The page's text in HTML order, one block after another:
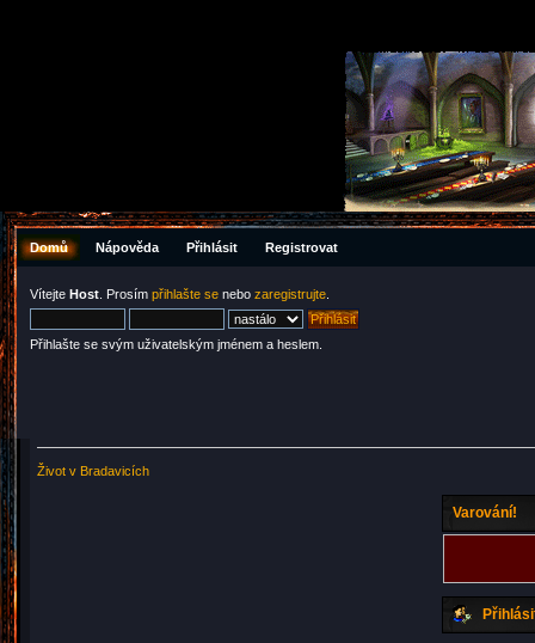
Domů Nápověda Přihlásit Registrovat
Vítejte Host . Prosím přihlašte se nebo zaregistrujte
Přihlašte se svým uživatelským jménem a heslem.
Život v Bradavicích
Varování!